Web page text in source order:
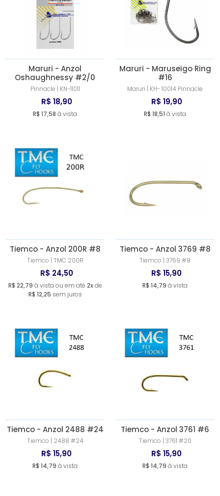
Maruri - Anzol
Oshaughnessy #2/0
Pinnacle | KN-11011
R$ 18,90
R$ 17,58 à vista
Maruri - Maruseigo Ring
#16
Maruri | KH- 10014 Pinnacle
R$ 19,90
R$ 18,51 à vista
Tiemco - Anzol 200R #8
Tiemco | TMC 200R
R$ 24,50
R$ 22,79 à vista ou em até 2xde
R$ 12,25 sem juros
Tiemco - Anzol 3769 #8
Tiemco | 3769 #8
R$ 15,90
R$ 14,79 à vista
Tiemco - Anzol 2488 #24
Tiemco | 2488 #24
R$ 15,90
R$ 14,79 à vista
Tiemco - Anzol 3761 #6
Tiemco | 3761 #20
R$ 15,90
R$ 14,79 à vista